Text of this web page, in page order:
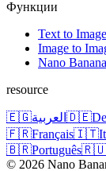
Функции
Text to Image
Image to
Nano
resource
🇪🇬العربية 🇩🇪
🇫🇷Français🇮🇹
🇧🇷Português🇷🇺
© 2026 Nano